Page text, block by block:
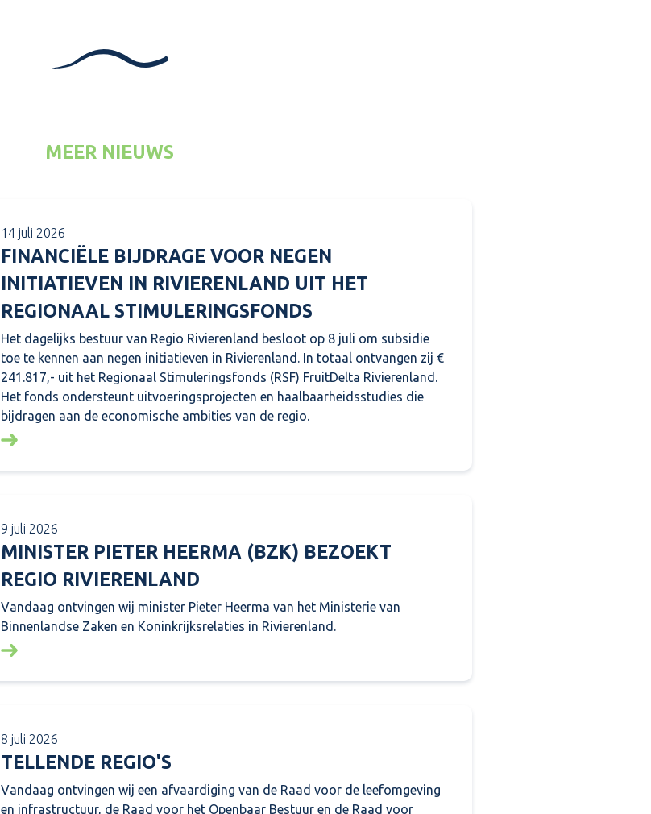
MEER NIEUWS
14 juli 2026
FINANCIËLE BIJDRAGE VOOR NEGEN
INITIATIEVEN IN RIVIERENLAND UIT HET
REGIONAAL STIMULERINGSFONDS
Het dagelijks bestuur van Regio Rivierenland besloot op 8 juli om subsidie
toe te kennen aan negen initiatieven in Rivierenland. In totaal ontvangen zij €
241.817,- uit het Regionaal Stimuleringsfonds (RSF) FruitDelta Rivierenland.
Het fonds ondersteunt uitvoeringsprojecten en haalbaarheidsstudies die
bijdragen aan de economische ambities van de regio.
Lees meer over: Financiële bijdrage voor negen initiatieven in Rivierenland uit het Regionaal
9 juli 2026
MINISTER PIETER HEERMA (BZK) BEZOEKT
REGIO RIVIERENLAND
Vandaag ontvingen wij minister Pieter Heerma van het Ministerie van
Binnenlandse Zaken en Koninkrijksrelaties in Rivierenland.
Lees meer over: Minister Pieter Heerma (BZK) bezoekt Regio Rivierenland
8 juli 2026
TELLENDE REGIO'S
Vandaag ontvingen wij een afvaardiging van de Raad voor de leefomgeving
en infrastructuur, de Raad voor het Openbaar Bestuur en de Raad voor